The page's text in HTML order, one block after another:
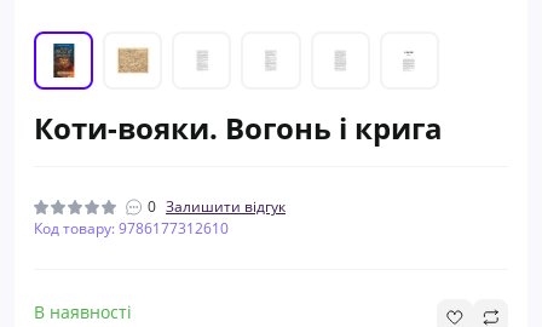
Коти-вояки. Вогонь i крига
0 Залишити відгук
Код товару: 9786177312610
В наявності